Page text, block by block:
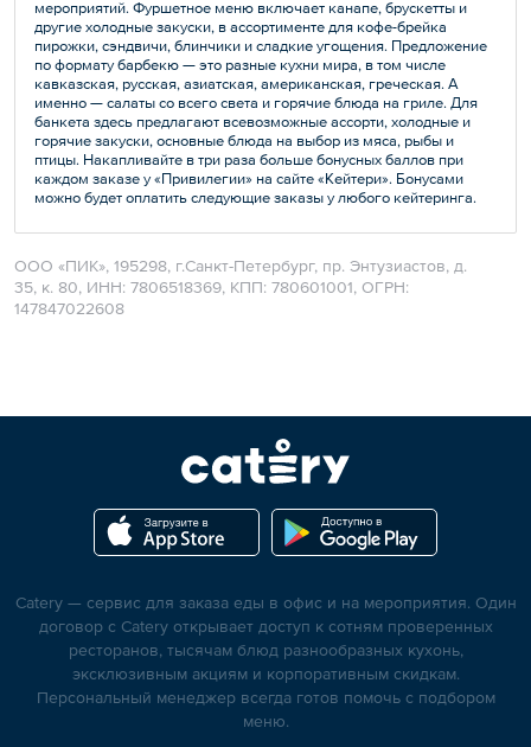
мероприятий. Фуршетное меню включает канапе, брускетты и
другие холодные закуски, в ассортименте для кофе-брейка
пирожки, сэндвичи, блинчики и сладкие угощения. Предложение
по формату барбекю — это разные кухни мира, в том числе
кавказская, русская, азиатская, американская, греческая. А
именно — салаты со всего света и горячие блюда на гриле. Для
банкета здесь предлагают всевозможные ассорти, холодные и
горячие закуски, основные блюда на выбор из мяса, рыбы и
птицы. Накапливайте в три раза больше бонусных баллов при
каждом заказе у «Привилегии» на сайте «Кейтери». Бонусами
можно будет оплатить следующие заказы у любого кейтеринга.
ООО «ПИК», 195298, г.Санкт-Петербург, пр. Энтузиастов, д.
35, к. 80, ИНН: 7806518369, КПП: 780601001, ОГРН:
147847022608
Catery — сервис для заказа еды в офис и на мероприятия. Один
договор с Catery открывает доступ к сотням проверенных
ресторанов, тысячам блюд разнообразных кухонь,
эксклюзивным акциям и корпоративным скидкам.
Персональный менеджер всегда готов помочь с подбором
меню.